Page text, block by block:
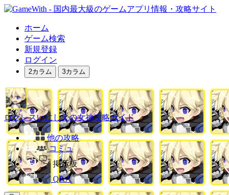
ホーム
ゲーム検索
新規登録
ログイン
2カラム 3カラム
ログレスいにしえの女神攻略ガイド
他の攻略
コミュ
掲示板
Q&A